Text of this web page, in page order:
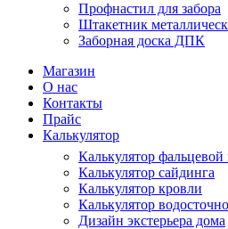
Профнастил для забора
Штакетник
Заборная доска ДПК
Магазин
О нас
Контакты
Прайс
Калькулятор
Калькулятор фальцевой
Калькулятор сайдинга
Калькулятор кровли
Калькулятор
Дизайн экстерьера дома